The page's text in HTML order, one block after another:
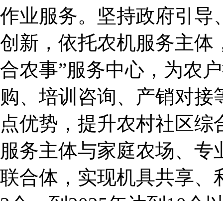
作业服务。坚持政府引导
创新，依托农机服务主体
合农事”服务中心，为农
购、培训咨询、产销对接
点优势，提升农村社区
服务主体与家庭农场、
联合体，实现机具共享、